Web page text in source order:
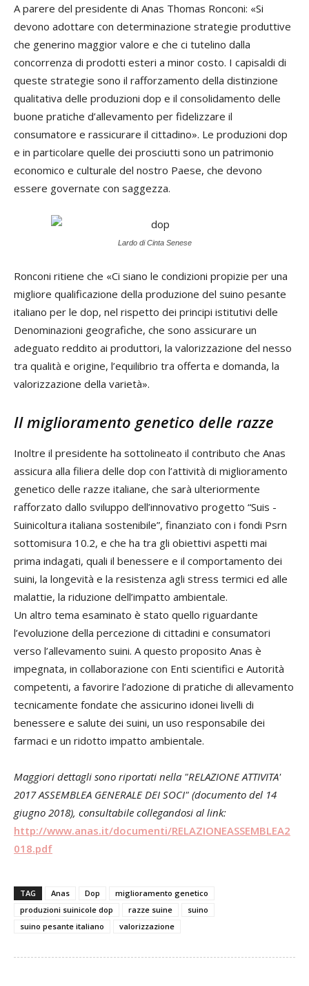
A parere del presidente di Anas Thomas Ronconi: «Si
devono adottare con determinazione strategie produttive
che generino maggior valore e che ci tutelino dalla
concorrenza di prodotti esteri a minor costo. I capisaldi di
queste strategie sono il rafforzamento della distinzione
qualitativa delle produzioni dop e il consolidamento delle
buone pratiche d’allevamento per fidelizzare il
consumatore e rassicurare il cittadino». Le produzioni dop
e in particolare quelle dei prosciutti sono un patrimonio
economico e culturale del nostro Paese, che devono
essere governate con saggezza.
Lardo di Cinta Senese
Ronconi ritiene che «Ci siano le condizioni propizie per una
migliore qualificazione della produzione del suino pesante
italiano per le dop, nel rispetto dei principi istitutivi delle
Denominazioni geografiche, che sono assicurare un
adeguato reddito ai produttori, la valorizzazione del nesso
tra qualità e origine, l’equilibrio tra offerta e domanda, la
valorizzazione della varietà».
Il miglioramento genetico delle razze
Inoltre il presidente ha sottolineato il contributo che Anas
assicura alla filiera delle dop con l’attività di miglioramento
genetico delle razze italiane, che sarà ulteriormente
rafforzato dallo sviluppo dell’innovativo progetto “Suis -
Suinicoltura italiana sostenibile”, finanziato con i fondi Psrn
sottomisura 10.2, e che ha tra gli obiettivi aspetti mai
prima indagati, quali il benessere e il comportamento dei
suini, la longevità e la resistenza agli stress termici ed alle
malattie, la riduzione dell’impatto ambientale.
Un altro tema esaminato è stato quello riguardante
l’evoluzione della percezione di cittadini e consumatori
verso l’allevamento suini. A questo proposito Anas è
impegnata, in collaborazione con Enti scientifici e Autorità
competenti, a favorire l’adozione di pratiche di allevamento
tecnicamente fondate che assicurino idonei livelli di
benessere e salute dei suini, un uso responsabile dei
farmaci e un ridotto impatto ambientale.
Maggiori dettagli sono riportati nella "RELAZIONE ATTIVITA'
2017 ASSEMBLEA GENERALE DEI SOCI" (documento del 14
giugno 2018), consultabile collegandosi al link:
http://www.anas.it/documenti/RELAZIONEASSEMBLEA2
018.pdf
TAG Anas Dop
miglioramento genetico
produzioni suinicole dop
razze suine
suino
suino pesante italiano
valorizzazione